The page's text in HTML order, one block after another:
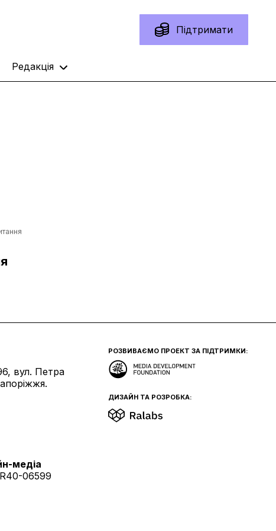
Підтримати
Редакція
вул. Петра
медіа
06599
РОЗВИВАЄМО ПРОЕКТ ЗА ПІДТРИМКИ:
ДИЗАЙН ТА РОЗРОБКА: